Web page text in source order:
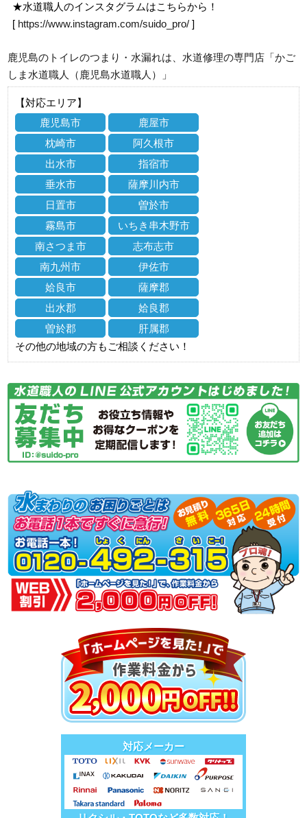
★水道職人のインスタグラムはこちらから！
[ https://www.instagram.com/suido_pro/ ]
鹿児島のトイレのつまり・水漏れは、水道修理の専門店「かご
しま水道職人（鹿児島水道職人）」
【対応エリア】
鹿児島市
鹿屋市
枕崎市
阿久根市
出水市
指宿市
垂水市
薩摩川内市
日置市
曽於市
霧島市
いちき串木野市
南さつま市
志布志市
南九州市
伊佐市
姶良市
薩摩郡
出水郡
姶良郡
曽於郡
肝属郡
その他の地域の方もご相談ください！
対応メーカー